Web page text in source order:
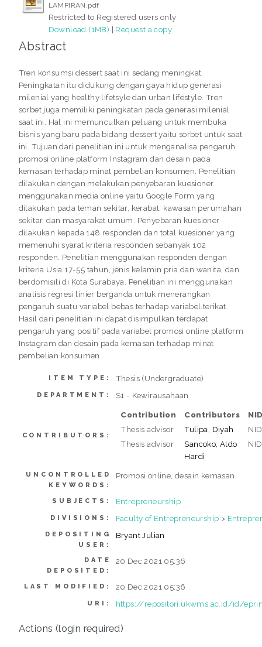
LAMPIRAN.pdf
Restricted to Registered users only
Download (1MB) | Request a copy
Abstract
Tren konsumsi dessert saat ini sedang meningkat.
Peningkatan itu didukung dengan gaya hidup generasi
milenial yang healthy lifetsyle dan urban lifestyle. Tren
sorbet juga memiliki peningkatan pada generasi milenial
saat ini. Hal ini memunculkan peluang untuk membuka
bisnis yang baru pada bidang dessert yaitu sorbet untuk saat
ini. Tujuan dari penelitian ini untuk menganalisa pengaruh
promosi online platform Instagram dan desain pada
kemasan terhadap minat pembelian konsumen. Penelitian
dilakukan dengan melakukan penyebaran kuesioner
menggunakan media online yaitu Google Form yang
dilakukan pada teman sekitar, kerabat, kawasan perumahan
sekitar, dan masyarakat umum. Penyebaran kuesioner
dilakukan kepada 148 responden dan total kuesioner yang
memenuhi syarat kriteria responden sebanyak 102
responden. Penelitian menggunakan responden dengan
kriteria Usia 17-55 tahun, jenis kelamin pria dan wanita, dan
berdomisili di Kota Surabaya. Penelitian ini menggunakan
analisis regresi linier berganda untuk menerangkan
pengaruh suatu variabel bebas terhadap variabel.terikat.
Hasil dari penelitian ini dapat disimpulkan terdapat
pengaruh yang positif pada variabel promosi online platform
Instagram dan desain pada kemasan terhadap minat
pembelian konsumen.
ITEM TYPE: Thesis (Undergraduate)
DEPARTMENT: S1 - Kewirausahaan
CONTRIBUTORS:
Contribution Contributors
Thesis advisor
Tulipa, Diyah
Thesis advisor
Sancoko, Aldo
Hardi
UNCONTROLLED
KEYWORDS:
Promosi online, desain kemasan
SUBJECTS: Entrepreneurship
DIVISIONS: Faculty of Entrepreneurship >
DEPOSITING
USER:
Bryant Julian
DATE
DEPOSITED:
20 Dec 2021 05:36
LAST MODIFIED: 20 Dec 2021 05:36
URI: https://repositori.ukwms.ac.id/id/
Actions (login required)